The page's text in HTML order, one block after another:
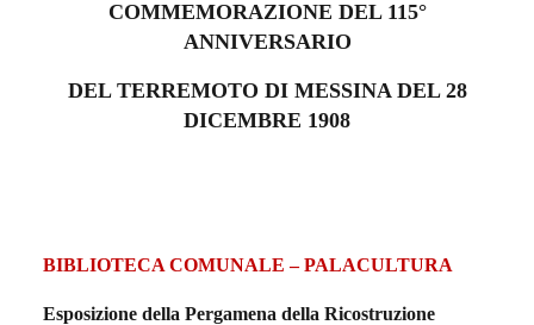
COMMEMORAZIONE DEL 115°
ANNIVERSARIO
DEL TERREMOTO DI MESSINA DEL 28
DICEMBRE 1908
BIBLIOTECA COMUNALE – PALACULTURA
Esposizione della Pergamena della Ricostruzione